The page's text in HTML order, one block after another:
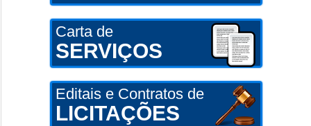
Carta de
SERVIÇOS
Editais e Contratos de
LICITAÇÕES